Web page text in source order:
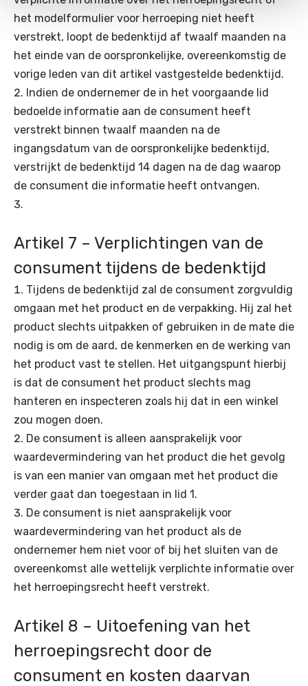
het modelformulier voor herroeping niet heeft
verstrekt, loopt de bedenktijd af twaalf maanden na
het einde van de oorspronkelijke, overeenkomstig de
vorige leden van dit artikel vastgestelde bedenktijd.
Indien de ondernemer de in het voorgaande lid
bedoelde informatie aan de consument heeft
verstrekt binnen twaalf maanden na de
ingangsdatum van de oorspronkelijke bedenktijd,
verstrijkt de bedenktijd 14 dagen na de dag waarop
de consument die informatie heeft ontvangen.
Artikel 7 – Verplichtingen van de
consument tijdens de bedenktijd
Tijdens de bedenktijd zal de consument zorgvuldig
omgaan met het product en de verpakking. Hij zal het
product slechts uitpakken of gebruiken in de mate die
nodig is om de aard, de kenmerken en de werking van
het product vast te stellen. Het uitgangspunt hierbij
is dat de consument het product slechts mag
hanteren en inspecteren zoals hij dat in een winkel
zou mogen doen.
De consument is alleen aansprakelijk voor
waardevermindering van het product die het gevolg
is van een manier van omgaan met het product die
verder gaat dan toegestaan in lid 1.
De consument is niet aansprakelijk voor
waardevermindering van het product als de
ondernemer hem niet voor of bij het sluiten van de
overeenkomst alle wettelijk verplichte informatie over
het herroepingsrecht heeft verstrekt.
Artikel 8 – Uitoefening van het
herroepingsrecht door de
consument en kosten daarvan